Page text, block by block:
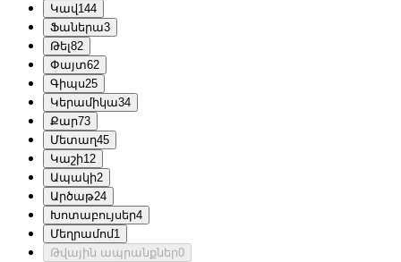
Կավ144
Ֆաներա3
Թել82
Փայտ62
Գիպս25
Կերամիկա34
Քար73
Մետաղ45
Կաշի12
Ապակի2
Արծաթ24
Խոտաբույսեր4
Մեղրամոմ1
Թվային ապրանքներ0